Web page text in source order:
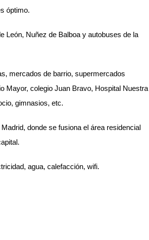
óptimo.
León, Nuñez de Balboa y autobuses de la
mercados de barrio, supermercados
Mayor, colegio Juan Bravo, Hospital Nuestra
gimnasios, etc.
donde se fusiona el área residencial
agua, calefacción, wifi.